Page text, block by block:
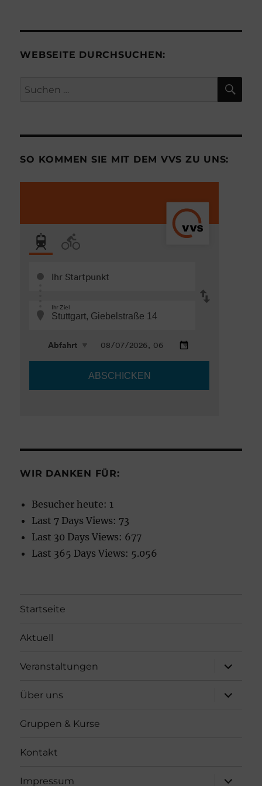
WEBSEITE DURCHSUCHEN:
Suchen
SO KOMMEN SIE MIT DEM VVS ZU UNS:
WIR DANKEN FÜR:
Besucher heute: 1
Last 7 Days Views: 73
Last 30 Days Views: 677
Last 365 Days Views: 5.056
Startseite
Aktuell
Veranstaltungen
öffnen
Über uns
öffnen
Gruppen & Kurse
Kontakt
Impressum